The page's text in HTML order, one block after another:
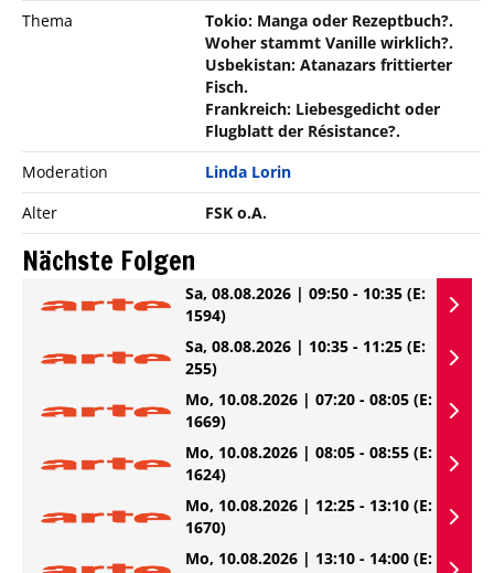
Thema
Tokio: Manga oder Rezeptbuch?.
Woher stammt Vanille wirklich?.
Usbekistan: Atanazars frittierter
Fisch.
Frankreich: Liebesgedicht oder
Flugblatt der Résistance?.
Moderation
Linda Lorin
Alter
FSK o.A.
Nächste Folgen
Sa, 08.08.2026 | 09:50 - 10:35 (E:
1594)
Sa, 08.08.2026 | 10:35 - 11:25 (E:
255)
Mo, 10.08.2026 | 07:20 - 08:05 (E:
1669)
Mo, 10.08.2026 | 08:05 - 08:55 (E:
1624)
Mo, 10.08.2026 | 12:25 - 13:10 (E:
1670)
Mo, 10.08.2026 | 13:10 - 14:00 (E: